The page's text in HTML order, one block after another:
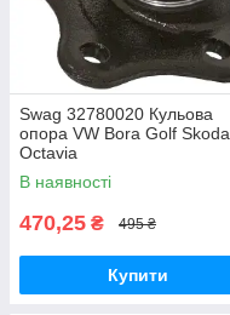
Swag 32780020 Кульова
опора VW Bora Golf Skoda
Octavia
В наявності
470,25 ₴ 495 ₴
Купити